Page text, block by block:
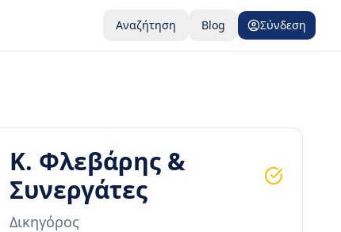
Αναζήτηση Blog Σύνδεση
Κ. Φλεβάρης &
Συνεργάτες
Δικηγόρος